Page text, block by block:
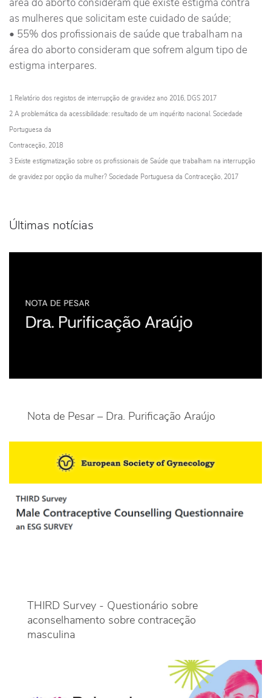
as mulheres que solicitam este cuidado de saúde;
• 55% dos profissionais de saúde que trabalham na
área do aborto consideram que sofrem algum tipo de
estigma interpares.
1 Relatório dos registos de interrupção de gravidez ano 2016, DGS 2017
2 A problemática da acessibilidade: resultado de um inquérito nacional. Sociedade
Portuguesa da
Contraceção, 2018
3 Existe estigmatização sobre os profissionais de Saúde que trabalham na interrupção
de gravidez por opção da mulher? Sociedade Portuguesa da Contraceção, 2017
Últimas notícias
Nota de Pesar – Dra. Purificação Araújo
THIRD Survey - Questionário sobre
aconselhamento sobre contraceção
masculina